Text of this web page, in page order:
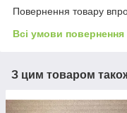
Повернення товару
Всі умови повернення
З цим товаром